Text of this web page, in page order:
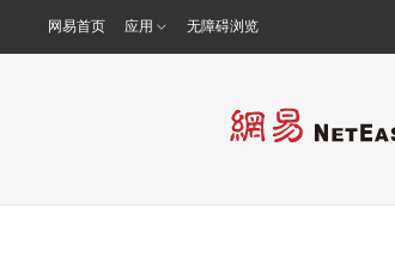
网易首页 应用 无障碍浏览